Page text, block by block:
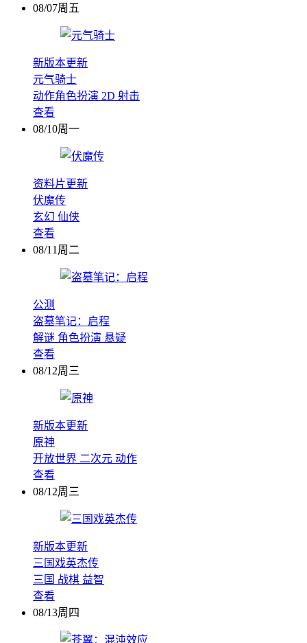
08/07周五
新版本更新
元气骑士
动作角色扮演 2D 射击
查看
08/10周一
资料片更新
伏魔传
玄幻 仙侠
查看
08/11周二
公测
盗墓笔记：启程
解谜 角色扮演 悬疑
查看
08/12周三
新版本更新
原神
开放世界 二次元 动作
查看
08/12周三
新版本更新
三国戏英杰传
三国 战棋 益智
查看
08/13周四